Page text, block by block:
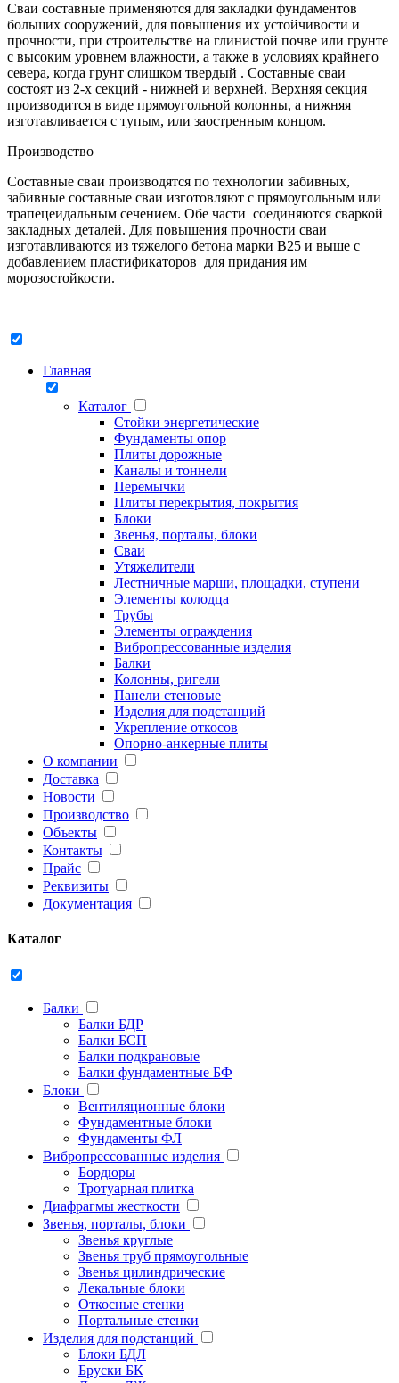
Сваи составные применяются для закладки фундаментов
больших сооружений, для повышения их устойчивости и
прочности, при строительстве на глинистой почве или грунте
с высоким уровнем влажности, а также в условиях крайнего
севера, когда грунт слишком твердый . Составные сваи
состоят из 2-х секций - нижней и верхней. Верхняя секция
производится в виде прямоугольной колонны, а нижняя
изготавливается с тупым, или заостренным концом.
Производство
Составные сваи производятся по технологии забивных,
забивные составные сваи изготовляют с прямоугольным или
трапецеидальным сечением. Обе части соединяются сваркой
закладных деталей. Для повышения прочности сваи
изготавливаются из тяжелого бетона марки В25 и выше с
добавлением пластификаторов для придания им
морозостойкости.
Главная
Каталог
Стойки энергетические
Фундаменты опор
Плиты дорожные
Каналы и тоннели
Перемычки
Плиты перекрытия, покрытия
Блоки
Звенья, порталы, блоки
Сваи
Утяжелители
Лестничные марши, площадки, ступени
Элементы колодца
Трубы
Элементы ограждения
Вибропрессованные изделия
Балки
Колонны, ригели
Панели стеновые
Изделия для подстанций
Укрепление откосов
Опорно-анкерные плиты
О компании
Доставка
Новости
Производство
Объекты
Контакты
Прайс
Реквизиты
Документация
Каталог
Балки
Балки БДР
Балки БСП
Балки подкрановые
Балки фундаментные БФ
Блоки
Вентиляционные блоки
Фундаментные блоки
Фундаменты ФЛ
Вибропрессованные изделия
Бордюры
Тротуарная плитка
Диафрагмы жесткости
Звенья, порталы, блоки
Звенья круглые
Звенья труб прямоугольные
Звенья цилиндрические
Лекальные блоки
Откосные стенки
Портальные стенки
Изделия для подстанций
Блоки БДЛ
Бруски БК